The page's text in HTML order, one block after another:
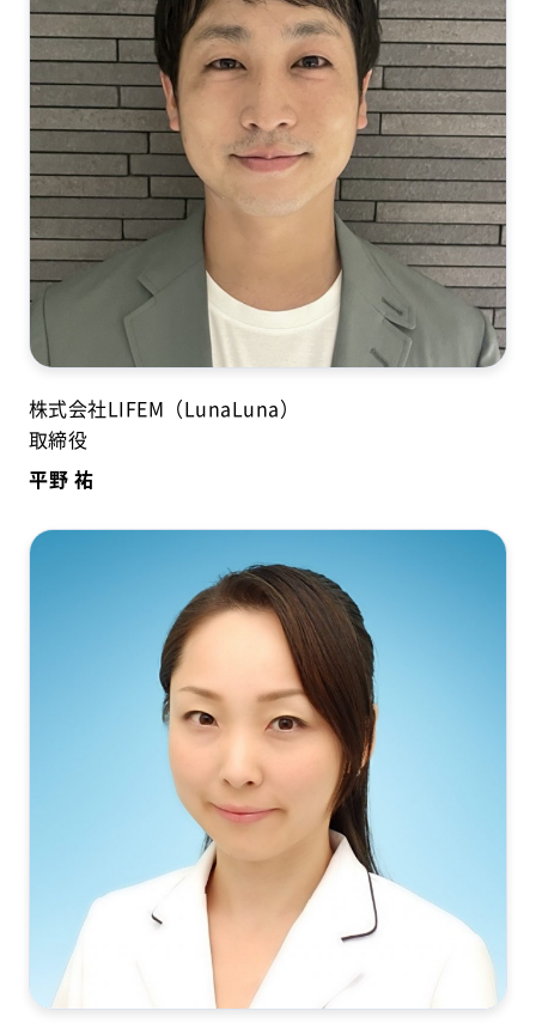
株式会社LIFEM（LunaLuna）
取締役
平野 祐